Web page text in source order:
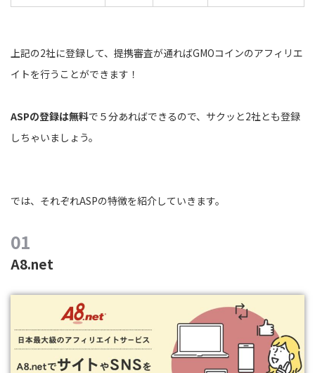
上記の2社に登録して、提携審査が通ればGMOコインのアフィリエ
イトを行うことができます！
ASPの登録は無料で５分あればできるので、サクッと2社とも登録
しちゃいましょう。
では、それぞれASPの特徴を紹介していきます。
A8.net